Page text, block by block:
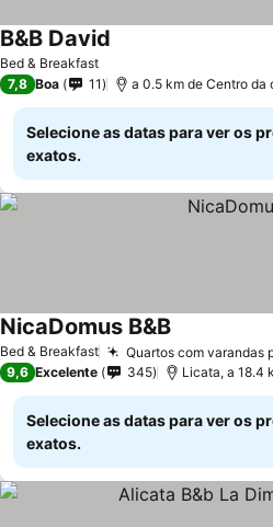
Bed & Breakfast
B&B David
7,8 Boa 11 a 0.5 km de Centro da
Selecione as datas para ver os
exatos.
Bed & Breakfast Quartos com varandas
NicaDomus B&B
9,6 Excelente 345 Licata, a 18.4
Selecione as datas para ver os
exatos.